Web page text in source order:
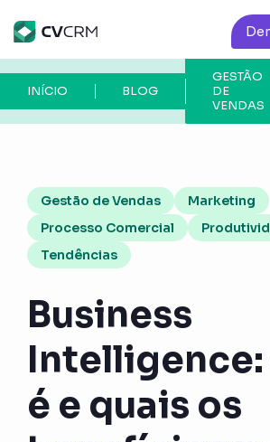
GESTÃO
DE
VENDAS
BLOG
INÍCIO
Gestão de Vendas
Marketing
Processo Comercial
Tendências
Business
Intelligence:
é e quais os